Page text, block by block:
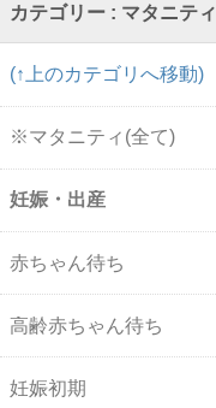
カテゴリー : マタニティ
(↑上のカテゴリへ移動)
※マタニティ(全て)
妊娠・出産
赤ちゃん待ち
高齢赤ちゃん待ち
妊娠初期